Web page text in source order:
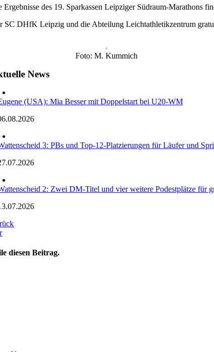
Ergebnisse des 19. Sparkassen Leipziger Südraum-Marathons
SC DHfK Leipzig und die Abteilung Leichtathletikzentrum
Foto: M. Kummich
News
(USA): Mia Besser mit Doppelstart bei U20-WM
3: PBs und Top-12-Platzierungen für Läufer und
2: Zwei DM-Titel und vier weitere Podestplätze für
diesen Beitrag.